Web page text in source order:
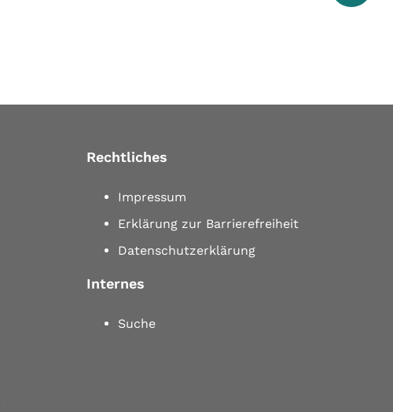
Rechtliches
Impressum
Erklärung zur Barrierefreiheit
Datenschutzerklärung
Internes
Suche